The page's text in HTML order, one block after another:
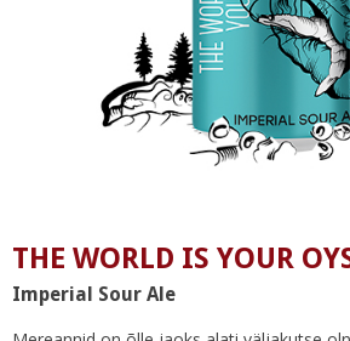
THE WORLD IS YOUR
Imperial Sour Ale